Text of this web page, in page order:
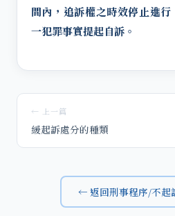
間內，追訴權之時效停止進
一犯罪事實提起自訴。
← 上一篇
緩起訴處分的種類
← 返回刑事程序/不起